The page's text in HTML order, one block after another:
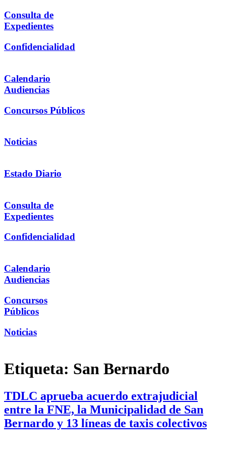
Consulta de
Expedientes
Confidencialidad
Calendario
Audiencias
Concursos Públicos
Noticias
Estado Diario
Consulta de
Expedientes
Confidencialidad
Calendario
Audiencias
Concursos
Públicos
Noticias
Etiqueta: San Bernardo
TDLC aprueba acuerdo extrajudicial
entre la FNE, la Municipalidad de San
Bernardo y 13 líneas de taxis colectivos